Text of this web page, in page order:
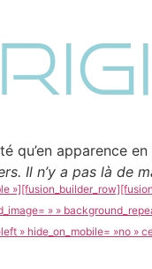
qu’en apparence
Il n’y a pas là
» »
» hide_on_mobile= »no »